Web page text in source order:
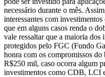
necessário durante o mês.
interessantes com
que em alguns casos renda o
vale ressaltar que a maioria dos
protegidos pelo FGC (Fundo
honra com os compromissos
R$250 mil, caso ocorra algum
investimentos como CDB, LCI